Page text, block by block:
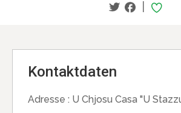
|
Kontaktdaten
Adresse : U Chjosu Casa "U